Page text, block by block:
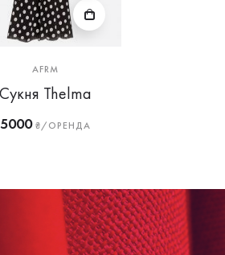
AFRM
Сукня Thelma
5000₴/ОРЕНДА